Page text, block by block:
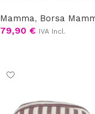
Mamma, Borsa
79,90 € IVA Incl.